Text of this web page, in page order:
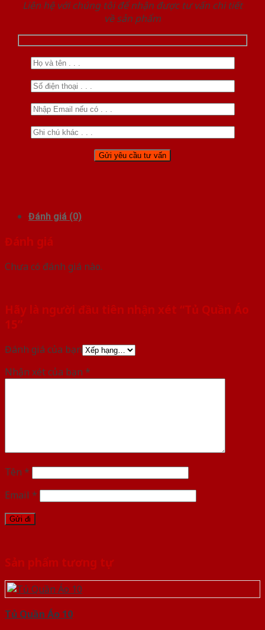
Liên hệ với chúng tôi để nhận được tư vấn chi tiết
về sản phẩm
Đánh giá (0)
Đánh giá
Chưa có đánh giá nào.
Hãy là người đầu tiên nhận xét “Tủ Quần Áo
15”
Đánh giá của bạn
Nhận xét của bạn *
Tên *
Email *
Sản phẩm tương tự
Tủ Quần Áo 10